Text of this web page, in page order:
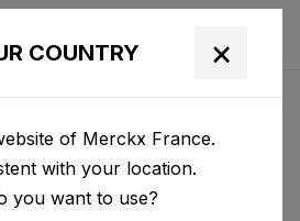
COUNTRY ×
of Merckx France.
with your location.
you want to use?